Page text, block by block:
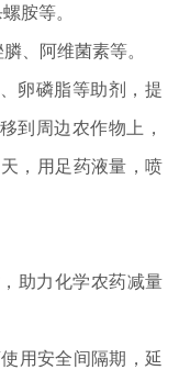
胺等。
、阿维菌素等。
卵磷脂等助剂，提
到周边农作物上，
，用足药液量，喷
助力化学农药减量
用安全间隔期，延